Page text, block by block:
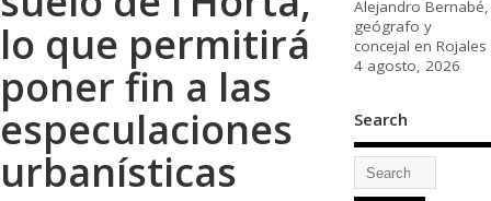
lo que permitirá
poner fin a las
especulaciones
urbanísticas
Alejandro Bernabé,
geógrafo y
concejal en Rojales
4 agosto, 2026
Search